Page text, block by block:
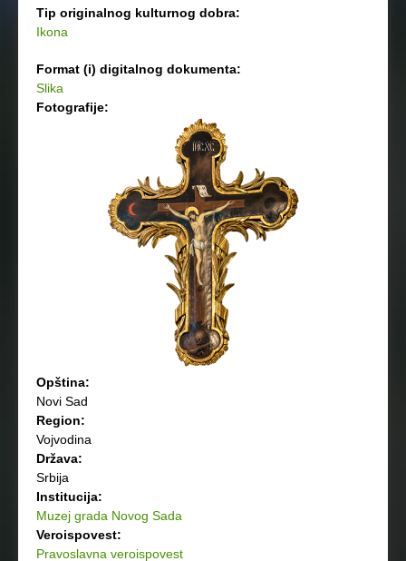
Tip originalnog kulturnog dobra:
Ikona
Format (i) digitalnog dokumenta:
Slika
Fotografije:
Opština:
Novi Sad
Region:
Vojvodina
Država:
Srbija
Institucija:
Muzej grada Novog Sada
Veroispovest:
Pravoslavna veroispovest